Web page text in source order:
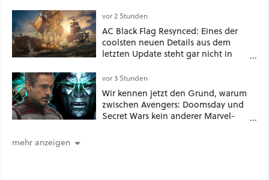
Spuren für die Ewigkeit
vor 2 Stunden
AC Black Flag Resynced: Eines der
coolsten neuen Details aus dem
letzten Update steht gar nicht in
vor 3 Stunden
Wir kennen jetzt den Grund, warum
zwischen Avengers: Doomsday und
Secret Wars kein anderer Marvel-
mehr anzeigen